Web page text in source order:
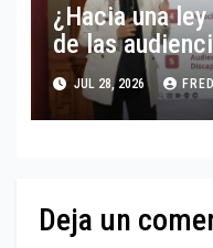
¿Hacia una
de las
JUL 28, 2026
Deja un